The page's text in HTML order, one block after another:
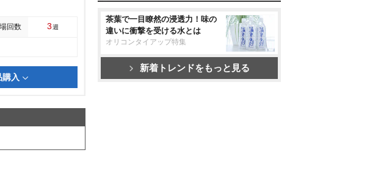
回数 3週
購入
茶葉で一目瞭然の浸透力！味の
違いに衝撃を受ける水とは
オリコンタイアップ特集
新着トレンドをもっと見る